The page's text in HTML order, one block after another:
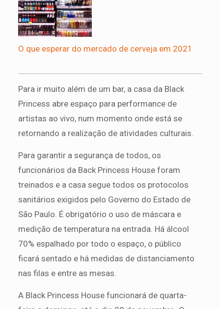
O que esperar do mercado de cerveja em 2021
Para ir muito além de um bar, a casa da Black
Princess abre espaço para performance de
artistas ao vivo, num momento onde está se
retornando a realização de atividades culturais.
Para garantir a segurança de todos, os
funcionários da Back Princess House foram
treinados e a casa segue todos os protocolos
sanitários exigidos pelo Governo do Estado de
São Paulo. É obrigatório o uso de máscara e
medição de temperatura na entrada. Há álcool
70% espalhado por todo o espaço, o público
ficará sentado e há medidas de distanciamento
nas filas e entre as mesas.
A Black Princess House funcionará de quarta-